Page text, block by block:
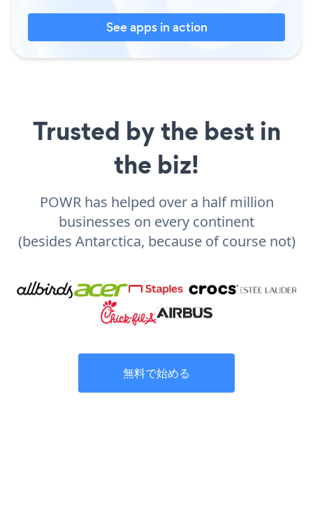
See apps in action
Trusted by the best in
the biz!
POWR has helped over a half million
businesses on every continent
(besides Antarctica, because of course not)
無料で始める